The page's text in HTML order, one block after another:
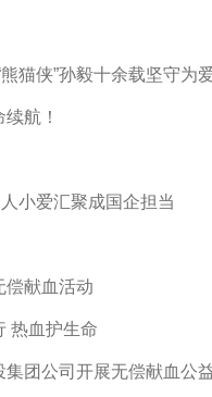
猫侠”孙毅十余载坚守为
航！
小爱汇聚成国企担当
偿献血活动
热血护生命
团公司开展无偿献血公